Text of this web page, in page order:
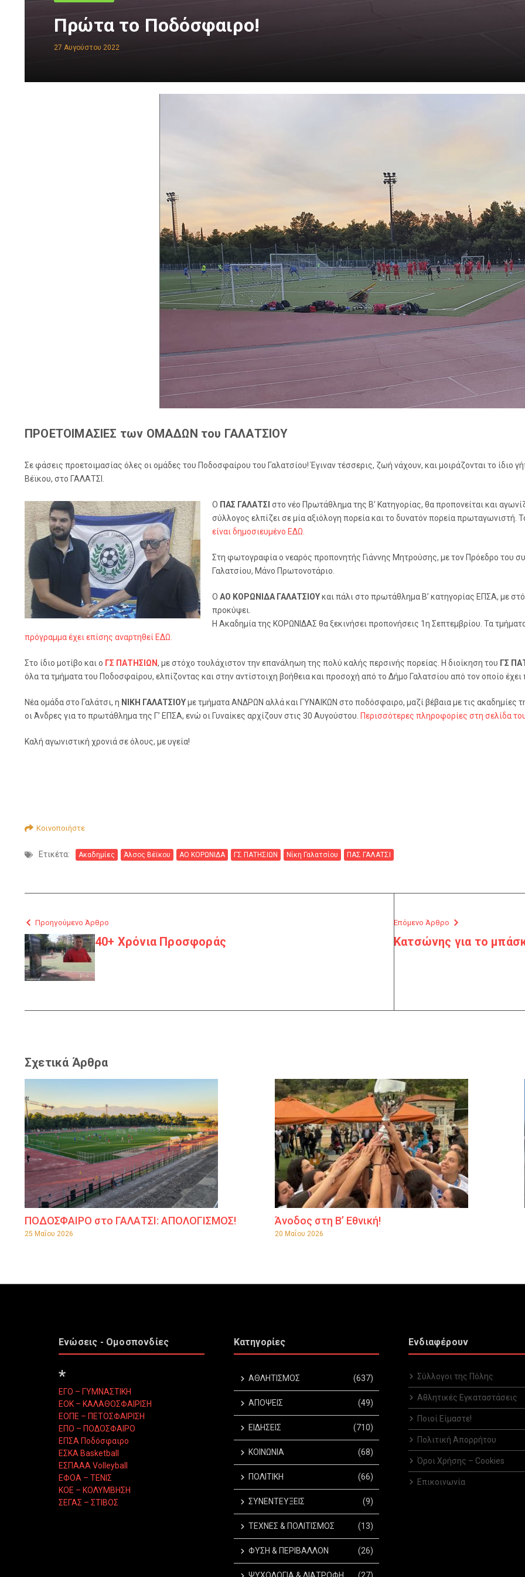
Πρώτα το Ποδόσφαιρο!
27 Αυγούστου 2022
ΠΡΟΕΤΟΙΜΑΣΙΕΣ των ΟΜΑΔΩΝ του ΓΑΛΑΤΣΙΟΥ
Σε φάσεις προετοιμασίας όλες οι ομάδες του Ποδοσφαίρου του Γαλατσίου! Έγιναν τέσσερις, ζωή νάχουν, και μοιράζονται το ίδιο
Βέϊκου, στο ΓΑΛΑΤΣΙ.
Ο ΠΑΣ ΓΑΛΑΤΣΙ στο νέο Πρωτάθλημα της Β’ Κατηγορίας, θα προπονείται και
σύλλογος ελπίζει σε μία αξιόλογη πορεία και το δυνατόν πορεία
είναι δημοσιευμένο ΕΔΩ.
Στη φωτογραφία ο νεαρός προπονητής Γιάννης Μητρούσης, με τον Πρόεδρο του
Γαλατσίου, Μάνο Πρωτονοτάριο.
Ο ΑΟ ΚΟΡΩΝΙΔΑ ΓΑΛΑΤΣΙΟΥκαι πάλι στο πρωτάθλημα Β’ κατηγορίας ΕΠΣΑ, με
προκύψει.
Η Ακαδημία της ΚΟΡΩΝΙΔΑΣ θα ξεκινήσει προπονήσεις 1η Σεπτεμβρίου. Τα
πρόγραμμα έχει επίσης αναρτηθεί ΕΔΩ.
Στο ίδιο μοτίβο και ο ΓΣ ΠΑΤΗΣΙΩΝ, με στόχο τουλάχιστον την επανάληωη της πολύ καλής περσινής πορείας. Η διοίκηση του ΓΣ
όλα τα τμήματα του Ποδοσφαίρου, ελπίζοντας και στην αντίστοιχη βοήθεια και προσοχή από το Δήμο Γαλατσίου από τον οποίο
Νέα ομάδα στο Γαλάτσι, η ΝΙΚΗ ΓΑΛΑΤΣΙΟΥμε τμήματα ΑΝΔΡΩΝ αλλά και ΓΥΝΑΙΚΩΝ στο ποδόσφαιρο, μαζί βέβαια με τις ακαδημίες
οι Άνδρες για το πρωτάθλημα της Γ’ ΕΠΣΑ, ενώ οι Γυναίκες αρχίζουν στις 30 Αυγούστου. Περισσότερες πληροφορίες στη σελίδα
Καλή αγωνιστική χρονιά σε όλους, με υγεία!
Κοινοποιήστε
Ετικέτα: Ακαδημίες Άλσος Βέϊκου ΑΟ ΚΟΡΩΝΙΔΑ ΓΣ ΠΑΤΗΣΙΩΝ Νίκη Γαλατσίου ΠΑΣ ΓΑΛΑΤΣΙ
Προηγούμενο Άρθρο
40+ Χρόνια Προσφοράς
Επόμενο Άρθρο
Κατσώνης για το
Σχετικά Άρθρα
ΠΟΔΟΣΦΑΙΡΟ στο ΓΑΛΑΤΣΙ: ΑΠΟΛΟΓΙΣΜΟΣ!
25 Μαΐου 2026
Άνοδος στη Β’ Εθνική!
20 Μαΐου 2026
Ενώσεις - Ομοσπονδίες
*
ΕΓΟ – ΓΥΜΝΑΣΤΙΚΗ
ΕΟΚ – ΚΑΛΑΘΟΣΦΑΙΡΙΣΗ
ΕΟΠΕ – ΠΕΤΟΣΦΑΙΡΙΣΗ
ΕΠΟ – ΠΟΔΟΣΦΑΙΡΟ
ΕΠΣΑ Ποδόσφαιρο
ΕΣΚΑ Basketball
ΕΣΠΑΑΑ Volleyball
ΕΦΟΑ – ΤΕΝΙΣ
ΚΟΕ – ΚΟΛΥΜΒΗΣΗ
ΣΕΓΑΣ – ΣΤΙΒΟΣ
Κατηγορίες
ΑΘΛΗΤΙΣΜΟΣ (637)
ΑΠΟΨΕΙΣ (49)
ΕΙΔΗΣΕΙΣ (710)
ΚΟΙΝΩΝΙΑ (68)
ΠΟΛΙΤΙΚΗ (66)
ΣΥΝΕΝΤΕΥΞΕΙΣ (9)
ΤΕΧΝΕΣ & ΠΟΛΙΤΙΣΜΟΣ (13)
ΦΥΣΗ & ΠΕΡΙΒΑΛΛΟΝ (26)
Ενδιαφέρουν
Σύλλογοι της Πόλης
Αθλητικές Εγκαταστάσεις
Ποιοί Είμαστε!
Πολιτική Απορρήτου
Όροι Χρήσης – Cookies
Επικοινωνία